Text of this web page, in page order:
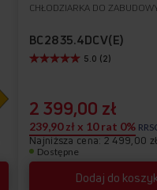
ulubionych
Najniższa cena: 2 499,00
Dostępne
CHŁODZIARKA DO
BC2835.4DCV(E)
Dodaj do
5.0 (2)
2 399,00 zł
239,90 zł x 10 rat 0%